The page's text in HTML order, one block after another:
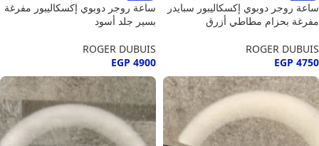
ساعة روجر دوبوي إكسكاليبور سبايدر
مفرغة بحزام مطاطي أزرق
ROGER DUBUIS
EGP 4750
ساعة روجر دوبوي إكسكاليبور مفرغة
بسير جلد أسود
ROGER DUBUIS
EGP 4900